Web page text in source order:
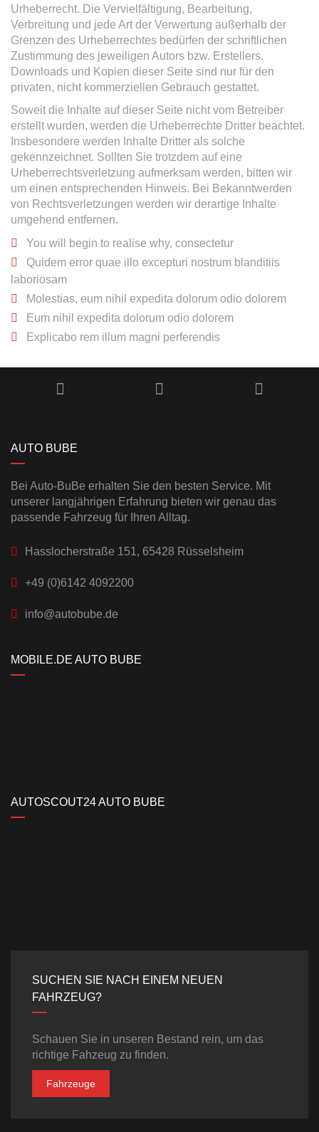
Urheberrecht. Die Vervielfältigung, Bearbeitung,
Verbreitung und jede Art der Verwertung außerhalb der
Grenzen des Urheberrechtes bedürfen der schriftlichen
Zustimmung des jeweiligen Autors bzw. Erstellers.
Downloads und Kopien dieser Seite sind nur für den
privaten, nicht kommerziellen Gebrauch gestattet.
Soweit die Inhalte auf dieser Seite nicht vom Betreiber
erstellt wurden, werden die Urheberrechte Dritter beachtet.
Insbesondere werden Inhalte Dritter als solche
gekennzeichnet. Sollten Sie trotzdem auf eine
Urheberrechtsverletzung aufmerksam werden, bitten wir
um einen entsprechenden Hinweis. Bei Bekanntwerden
von Rechtsverletzungen werden wir derartige Inhalte
umgehend entfernen.
You will begin to realise why, consectetur
Quidem error quae illo excepturi nostrum blanditiis
laboriosam
Molestias, eum nihil expedita dolorum odio dolorem
Eum nihil expedita dolorum odio dolorem
Explicabo rem illum magni perferendis
AUTO BUBE
Bei Auto-BuBe erhalten Sie den besten Service. Mit
unserer langjährigen Erfahrung bieten wir genau das
passende Fahrzeug für Ihren Alltag.
Hasslocherstraße 151, 65428 Rüsselsheim
+49 (0)6142 4092200
info@autobube.de
MOBILE.DE AUTO BUBE
AUTOSCOUT24 AUTO BUBE
SUCHEN SIE NACH EINEM NEUEN
FAHRZEUG?
Schauen Sie in unseren Bestand rein, um das
richtige Fahzeug zu finden.
Fahrzeuge